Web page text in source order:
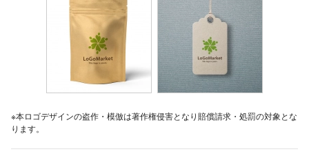
※本ロゴデザインの盗作・模倣は著作権侵害となり賠償請求・処罰の対象とな
ります。